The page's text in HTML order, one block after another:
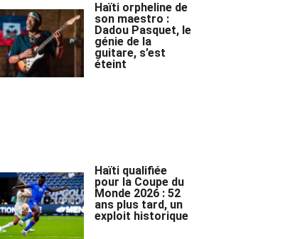
Haïti orpheline de
son maestro :
Dadou Pasquet, le
génie de la
guitare, s’est
éteint
Haïti qualifiée
pour la Coupe du
Monde 2026 : 52
ans plus tard, un
exploit historique